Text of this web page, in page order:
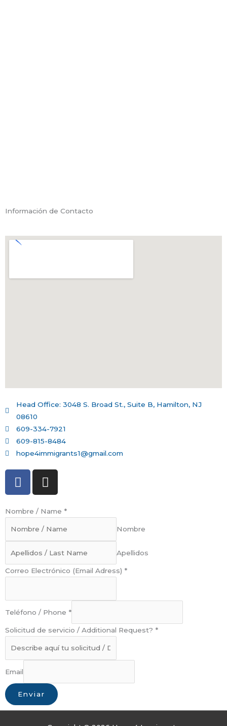
Información de Contacto
Head Office: 3048 S. Broad St., Suite B, Hamilton, NJ
08610
609-334-7921
609-815-8484
hope4immigrants1@gmail.com
F
a
e
b
o
o
k
I
n
t
a
g
r
a
m
Nombre / Name *
Nombre
Apellidos
Correo Electrónico (Email Adress) *
Teléfono / Phone *
Solicitud de servicio / Additional Request? *
Email
Enviar